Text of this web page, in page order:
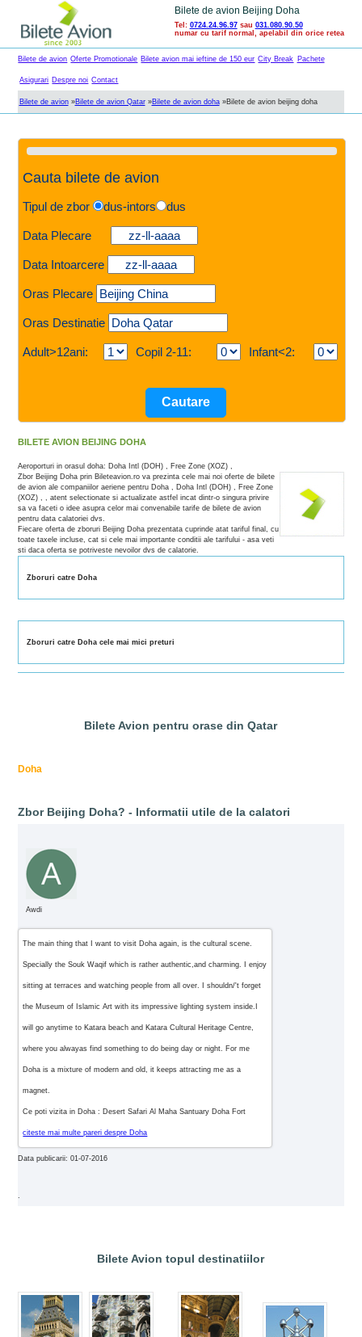
Bilete de avion Beijing Doha
Tel: 0724.24.96.97sau 031.080.90.50
numar cu tarif normal, apelabil din orice retea
Bilete de avion Oferte Promotionale Bilete avion mai ieftine de 150 eur City Break Pachete
Asigurari Despre noi Contact
Bilete de avion»Bilete de avion Qatar»Bilete de avion doha»Bilete de avion beijing doha
Cauta bilete de avion
Tipul de zbor dus-intors dus
Data Plecare
Data Intoarcere
Oras Plecare
Oras Destinatie
Adult>12ani: Copil 2-11: Infant<2:
BILETE AVION BEIJING DOHA
Aeroporturi in orasul doha: Doha Intl (DOH) , Free Zone (XOZ) ,
Zbor Beijing Doha prin Bileteavion.ro va prezinta cele mai noi oferte de bilete
de avion ale companiilor aeriene pentru Doha , Doha Intl (DOH) , Free Zone
(XOZ) , , atent selectionate si actualizate astfel incat dintr-o singura privire
sa va faceti o idee asupra celor mai convenabile tarife de bilete de avion
pentru data calatoriei dvs.
Fiecare oferta de zboruri Beijing Doha prezentata cuprinde atat tariful final, cu
toate taxele incluse, cat si cele mai importante conditii ale tarifului - asa veti
sti daca oferta se potriveste nevoilor dvs de calatorie.
Zboruri catre Doha
Zboruri catre Doha cele mai mici preturi
Bilete Avion pentru orase din Qatar
Doha
Zbor Beijing Doha? - Informatii utile de la calatori
Awdi
The main thing that I want to visit Doha again, is the cultural scene.
Specially the Souk Waqif which is rather authentic,and charming. I enjoy
sitting at terraces and watching people from all over. I shouldn/'t forget
the Museum of Islamic Art with its impressive lighting system inside.I
will go anytime to Katara beach and Katara Cultural Heritage Centre,
where you alwayas find something to do being day or night. For me
Doha is a mixture of modern and old, it keeps attracting me as a
magnet.
Ce poti vizita in Doha : Desert Safari Al Maha Santuary Doha Fort
citeste mai multe pareri despre Doha
Data publicarii: 01-07-2016
.
Bilete Avion topul destinatiilor